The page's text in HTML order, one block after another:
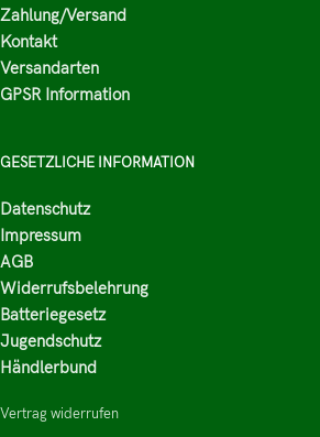
Zahlung/Versand
Kontakt
Versandarten
GPSR Information
GESETZLICHE INFORMATION
Datenschutz
Impressum
AGB
Widerrufsbelehrung
Batteriegesetz
Jugendschutz
Händlerbund
Vertrag widerrufen